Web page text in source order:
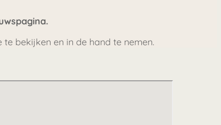
bekijken en in de hand te nemen.